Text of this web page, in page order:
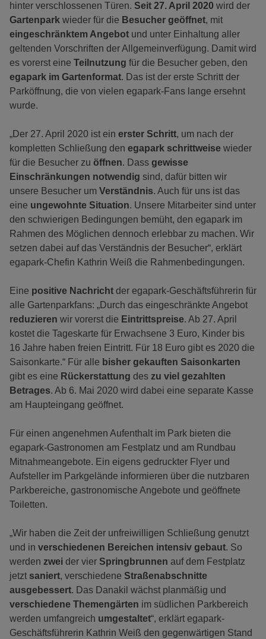
hinter verschlossenen Türen. Seit 27. April 2020 wird der
Gartenpark wieder für die Besucher geöffnet, mit
eingeschränktem Angebot und unter Einhaltung aller
geltenden Vorschriften der Allgemeinverfügung. Damit wird
es vorerst eine Teilnutzung für die Besucher geben, den
egapark im Gartenformat. Das ist der erste Schritt der
Parköffnung, die von vielen egapark-Fans lange ersehnt
wurde.
„Der 27. April 2020 ist ein erster Schritt, um nach der
kompletten Schließung den egapark schrittweise wieder
für die Besucher zu öffnen. Dass gewisse
Einschränkungen notwendig sind, dafür bitten wir
unsere Besucher um Verständnis. Auch für uns ist das
eine ungewohnte Situation. Unsere Mitarbeiter sind unter
den schwierigen Bedingungen bemüht, den egapark im
Rahmen des Möglichen dennoch erlebbar zu machen. Wir
setzen dabei auf das Verständnis der Besucher“, erklärt
egapark-Chefin Kathrin Weiß die Rahmenbedingungen.
Eine positive Nachricht der egapark-Geschäftsführerin für
alle Gartenparkfans: „Durch das eingeschränkte Angebot
reduzieren wir vorerst die Eintrittspreise. Ab 27. April
kostet die Tageskarte für Erwachsene 3 Euro, Kinder bis
16 Jahre haben freien Eintritt. Für 18 Euro gibt es 2020 die
Saisonkarte.“ Für alle bisher gekauften Saisonkarten
gibt es eine Rückerstattung des zu viel gezahlten
Betrages. Ab 6. Mai 2020 wird dabei eine separate Kasse
am Haupteingang geöffnet.
Für einen angenehmen Aufenthalt im Park bieten die
egapark-Gastronomen am Festplatz und am Rundbau
Mitnahmeangebote. Ein eigens gedruckter Flyer und
Aufsteller im Parkgelände informieren über die nutzbaren
Parkbereiche, gastronomische Angebote und geöffnete
Toiletten.
„Wir haben die Zeit der unfreiwilligen Schließung genutzt
und in verschiedenen Bereichen intensiv gebaut. So
werden zwei der vier Springbrunnen auf dem Festplatz
jetzt saniert, verschiedene Straßenabschnitte
ausgebessert. Das Danakil wächst planmäßig und
verschiedene Themengärten im südlichen Parkbereich
werden umfangreich umgestaltet“, erklärt egapark-
Geschäftsführerin Kathrin Weiß den gegenwärtigen Stand